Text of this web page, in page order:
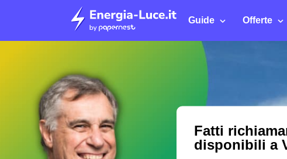
Guide Offerte